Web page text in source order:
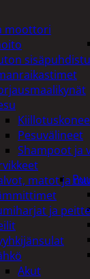
moottori
Pesuvälineet
Shampoot ja
matot ja
ja
Akut